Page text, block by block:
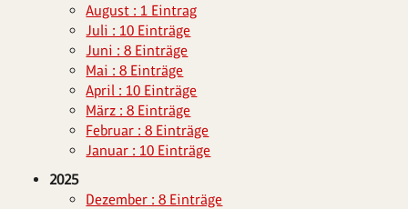
August : 1 Eintrag
Juli : 10 Einträge
Juni : 8 Einträge
Mai : 8 Einträge
April : 10 Einträge
März : 8 Einträge
Februar : 8 Einträge
Januar : 10 Einträge
2025
Dezember : 8 Einträge